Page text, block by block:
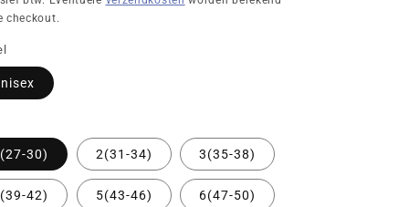
checkout.
30) 2(31-34) 3(35-38)
42) 5(43-46) 6(47-50)